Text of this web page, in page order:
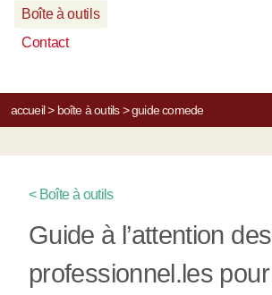
Boîte à outils
Contact
accueil> boîte à outils> guide comede
< Boîte à outils
Guide à l’attention des
professionnel.les pour